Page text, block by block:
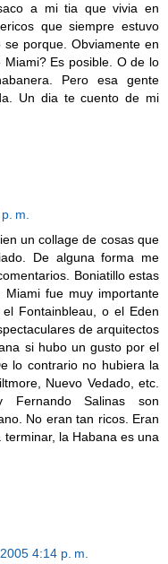
a mi tia que vivia en
que siempre estuvo
porque. Obviamente en
Es posible. O de lo
Pero esa gente
Un dia te cuento de mi
m.
un collage de cosas que
De alguna forma me
Boniatillo estas
fue muy importante
Fontainbleau, o el Eden
de arquitectos
si hubo un gusto por el
lo contrario no hubiera la
Nuevo Vedado, etc.
Fernando Salinas son
No eran tan ricos. Eran
la Habana es una
4:14 p. m.